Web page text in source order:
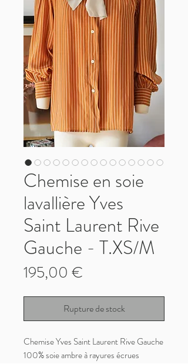
Chemise en soie
lavallière Yves
Saint Laurent Rive
Gauche - T.XS/M
195,00 €
Rupture de stock
Chemise Yves Saint Laurent Rive Gauche
100% soie ambre à rayures écrues